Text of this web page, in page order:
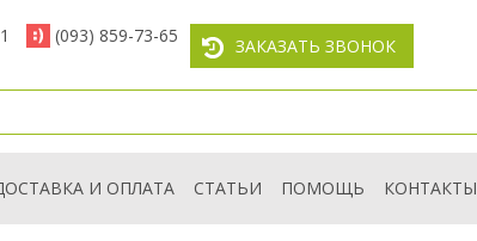
(093) 859-73-65
ЗАКАЗАТЬ ЗВОНОК
И ОПЛАТА СТАТЬИ ПОМОЩЬ КОНТАКТЫ